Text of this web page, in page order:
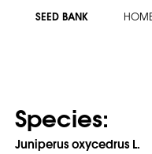
SEED BANK
Species:
Juniperus oxycedrus L.